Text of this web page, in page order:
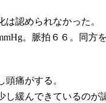
は認められなかった。
。脈拍６６。同方を
頭痛がする。
し緩んできているのが